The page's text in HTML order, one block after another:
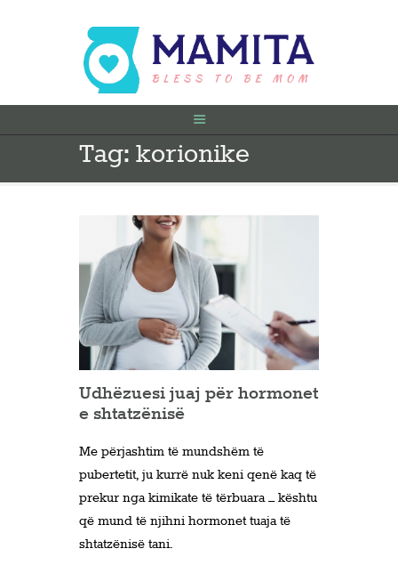
Tag: korionike
FILLIMI
PARA SHTATËZANIE
VITI I PARË
KONTAKT
Udhëzuesi juaj për hormonet
e shtatzënisë
Me përjashtim të mundshëm të
pubertetit, ju kurrë nuk keni qenë kaq të
prekur nga kimikate të tërbuara – kështu
që mund të njihni hormonet tuaja të
shtatzënisë tani.